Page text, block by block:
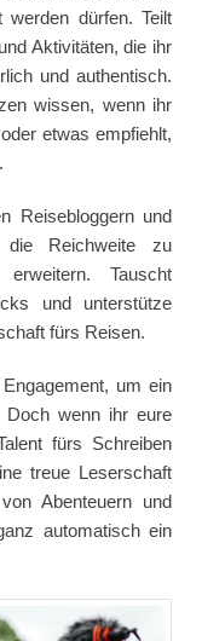
werden dürfen. Teilt
Aktivitäten, die ihr
und authentisch.
wissen, wenn ihr
etwas empfiehlt,
Reisebloggern und
die Reichweite zu
Tauscht
und unterstütze
fürs Reisen.
um ein
Doch wenn ihr eure
fürs Schreiben
treue Leserschaft
Abenteuern und
automatisch ein